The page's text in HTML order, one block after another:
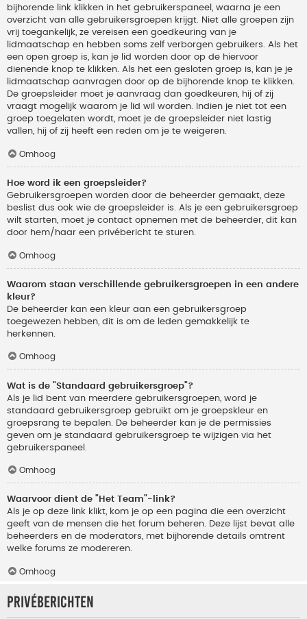
bijhorende link klikken in het gebruikerspaneel, waarna je een
overzicht van alle gebruikersgroepen krijgt. Niet alle groepen zijn
vrij toegankelijk, ze vereisen een goedkeuring van je
lidmaatschap en hebben soms zelf verborgen gebruikers. Als het
een open groep is, kan je lid worden door op de hiervoor
dienende knop te klikken. Als het een gesloten groep is, kan je je
lidmaatschap aanvragen door op de bijhorende knop te klikken.
De groepsleider moet je aanvraag dan goedkeuren, hij of zij
vraagt mogelijk waarom je lid wil worden. Indien je niet tot een
groep toegelaten wordt, moet je de groepsleider niet lastig
vallen, hij of zij heeft een reden om je te weigeren.
Omhoog
Hoe word ik een groepsleider?
Gebruikersgroepen worden door de beheerder gemaakt, deze
beslist dus ook wie de groepsleider is. Als je een gebruikersgroep
wilt starten, moet je contact opnemen met de beheerder, dit kan
door hem/haar een privébericht te sturen.
Omhoog
Waarom staan verschillende gebruikersgroepen in een andere
kleur?
De beheerder kan een kleur aan een gebruikersgroep
toegewezen hebben, dit is om de leden gemakkelijk te
herkennen.
Omhoog
Wat is de "Standaard gebruikersgroep"?
Als je lid bent van meerdere gebruikersgroepen, word je
standaard gebruikersgroep gebruikt om je groepskleur en
groepsrang te bepalen. De beheerder kan je de permissies
geven om je standaard gebruikersgroep te wijzigen via het
gebruikerspaneel.
Omhoog
Waarvoor dient de "Het Team"-link?
Als je op deze link klikt, kom je op een pagina die een overzicht
geeft van de mensen die het forum beheren. Deze lijst bevat alle
beheerders en de moderators, met bijhorende details omtrent
welke forums ze modereren.
Omhoog
Privéberichten